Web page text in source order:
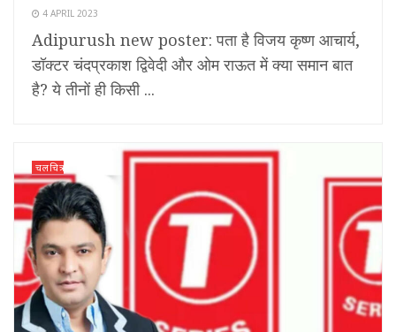
4 APRIL 2023
Adipurush new poster: पता है विजय कृष्ण आचार्य,
डॉक्टर चंदप्रकाश द्विवेदी और ओम राऊत में क्या समान बात
है? ये तीनों ही किसी ...
चलचित्र